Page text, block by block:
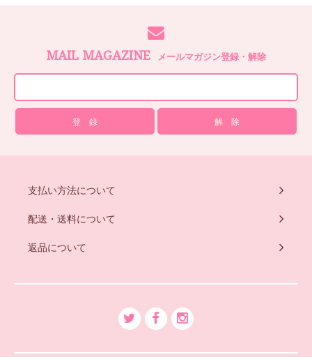
MAIL MAGAZINE メールマガジン登録・解除
支払い方法について
配送・送料について
返品について